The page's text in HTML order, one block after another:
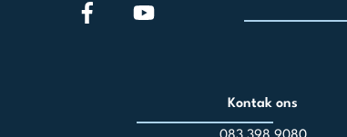
Kontak ons